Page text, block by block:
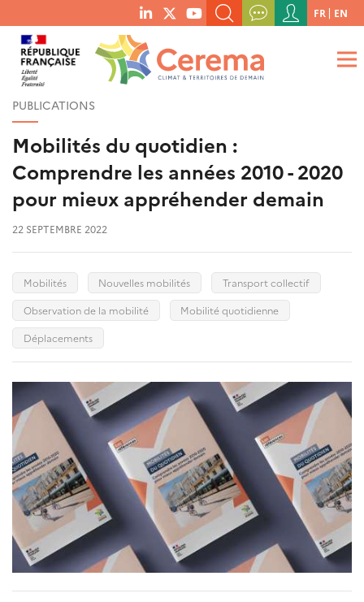
menu
social
links
RECHERCHER UN MOT-CLÉ, UNE PUBLICATION, ETC.
QUE RECHERCHEZ-VOUS ?
Menu
du
compte
de
FR EN
PUBLICATIONS
Mobilités du quotidien :
Comprendre les années 2010 - 2020
pour mieux appréhender demain
22 SEPTEMBRE 2022
Mobilités Nouvelles mobilités
Transport collectif
Observation de la mobilité
Mobilité quotidienne
Déplacements